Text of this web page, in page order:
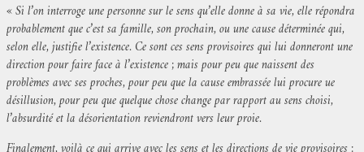
« Si l’on interroge une personne sur le sens qu’elle donne à sa vie, elle répondra
probablement que c’est sa famille, son prochain, ou une cause déterminée qui,
selon elle, justifie l’existence. Ce sont ces sens provisoires qui lui donneront une
direction pour faire face à l’existence ; mais pour peu que naissent des
problèmes avec ses proches, pour peu que la cause embrassée lui procure ue
désillusion, pour peu que quelque chose change par rapport au sens choisi,
l’absurdité et la désorientation reviendront vers leur proie.